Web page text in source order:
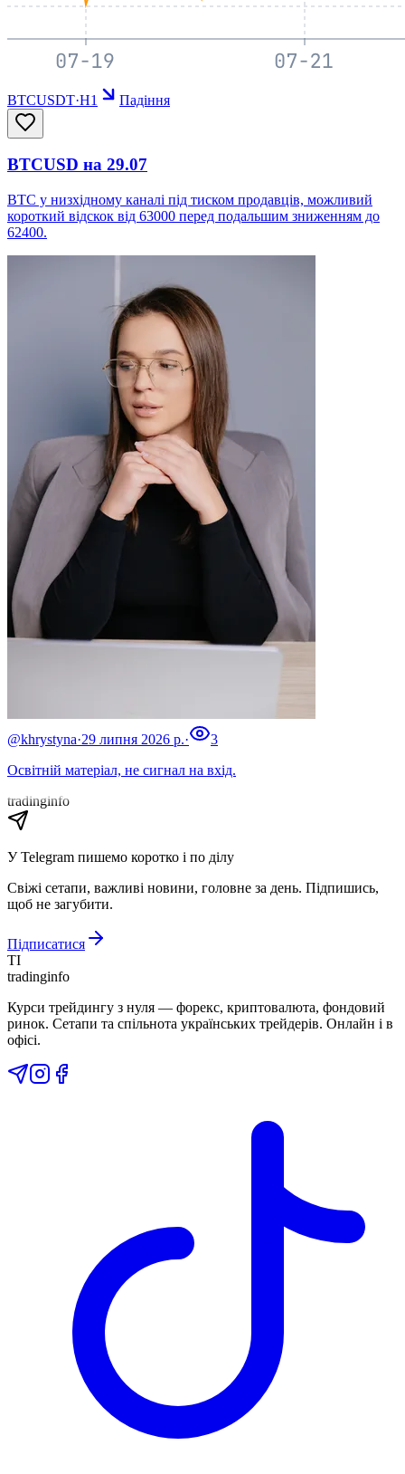
BTCUSDT·H1 Падіння
BTCUSD на 29.07
BTC у низхідному каналі під тиском продавців, можливий
короткий відскок від 63000 перед подальшим зниженням до
62400.
@khrystyna·29 липня 2026 р.·
3
Освітній матеріал, не сигнал на вхід.
tradinginfo
У Telegram пишемо коротко і по ділу
Свіжі сетапи, важливі новини, головне за день. Підпишись,
щоб не загубити.
Підписатися
TI
tradinginfo
Курси трейдингу з нуля — форекс, криптовалюта, фондовий
ринок. Сетапи та спільнота українських трейдерів. Онлайн і в
офісі.